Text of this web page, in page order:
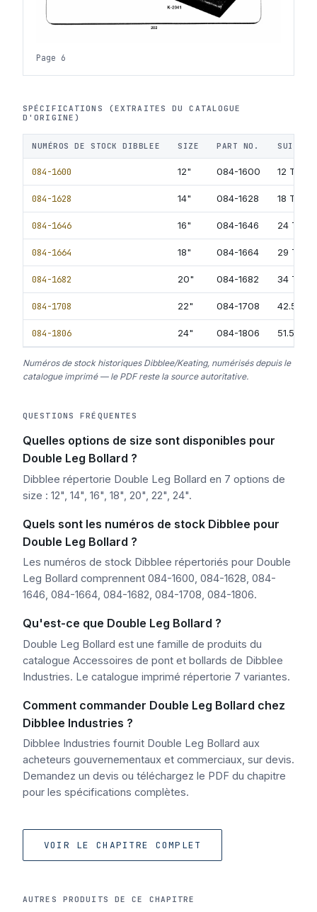
Page 6
SPÉCIFICATIONS (EXTRAITES DU CATALOGUE
D'ORIGINE)
NUMÉROS DE STOCK DIBBLEE SIZE PART NO.
084-1600 12" 084-1600 12 Ton
084-1628 14" 084-1628 18 Ton
084-1646 16" 084-1646 24 Ton
084-1664 18" 084-1664 29 Ton
084-1682 20" 084-1682 34 Ton
084-1708 22" 084-1708 42.5 Ton
084-1806 24" 084-1806 51.5 Ton
Numéros de stock historiques Dibblee/Keating, numérisés depuis le
catalogue imprimé — le PDF reste la source autoritative.
QUESTIONS FRÉQUENTES
Quelles options de size sont disponibles pour
Double Leg Bollard ?
Dibblee répertorie Double Leg Bollard en 7 options de
size : 12", 14", 16", 18", 20", 22", 24".
Quels sont les numéros de stock Dibblee pour
Double Leg Bollard ?
Les numéros de stock Dibblee répertoriés pour Double
Leg Bollard comprennent 084-1600, 084-1628, 084-
1646, 084-1664, 084-1682, 084-1708, 084-1806.
Qu'est-ce que Double Leg Bollard ?
Double Leg Bollard est une famille de produits du
catalogue Accessoires de pont et bollards de Dibblee
Industries. Le catalogue imprimé répertorie 7 variantes.
Comment commander Double Leg Bollard chez
Dibblee Industries ?
Dibblee Industries fournit Double Leg Bollard aux
acheteurs gouvernementaux et commerciaux, sur devis.
Demandez un devis ou téléchargez le PDF du chapitre
pour les spécifications complètes.
VOIR LE CHAPITRE COMPLET
AUTRES PRODUITS DE CE CHAPITRE